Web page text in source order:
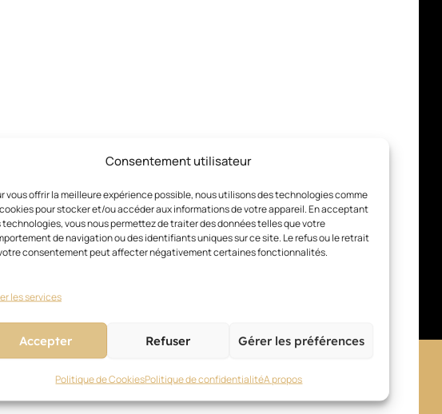
Consentement utilisateur
vous offrir la meilleure expérience possible, nous utilisons des technologies comme
pour stocker et/ou accéder aux informations de votre appareil. En acceptant
technologies, vous nous permettez de traiter des données telles que votre
de navigation ou des identifiants uniques sur ce site. Le refus ou le retrait
consentement peut affecter négativement certaines fonctionnalités.
les services
Accepter Refuser Gérer les préférences
Politique de CookiesPolitique de confidentialitéA propos